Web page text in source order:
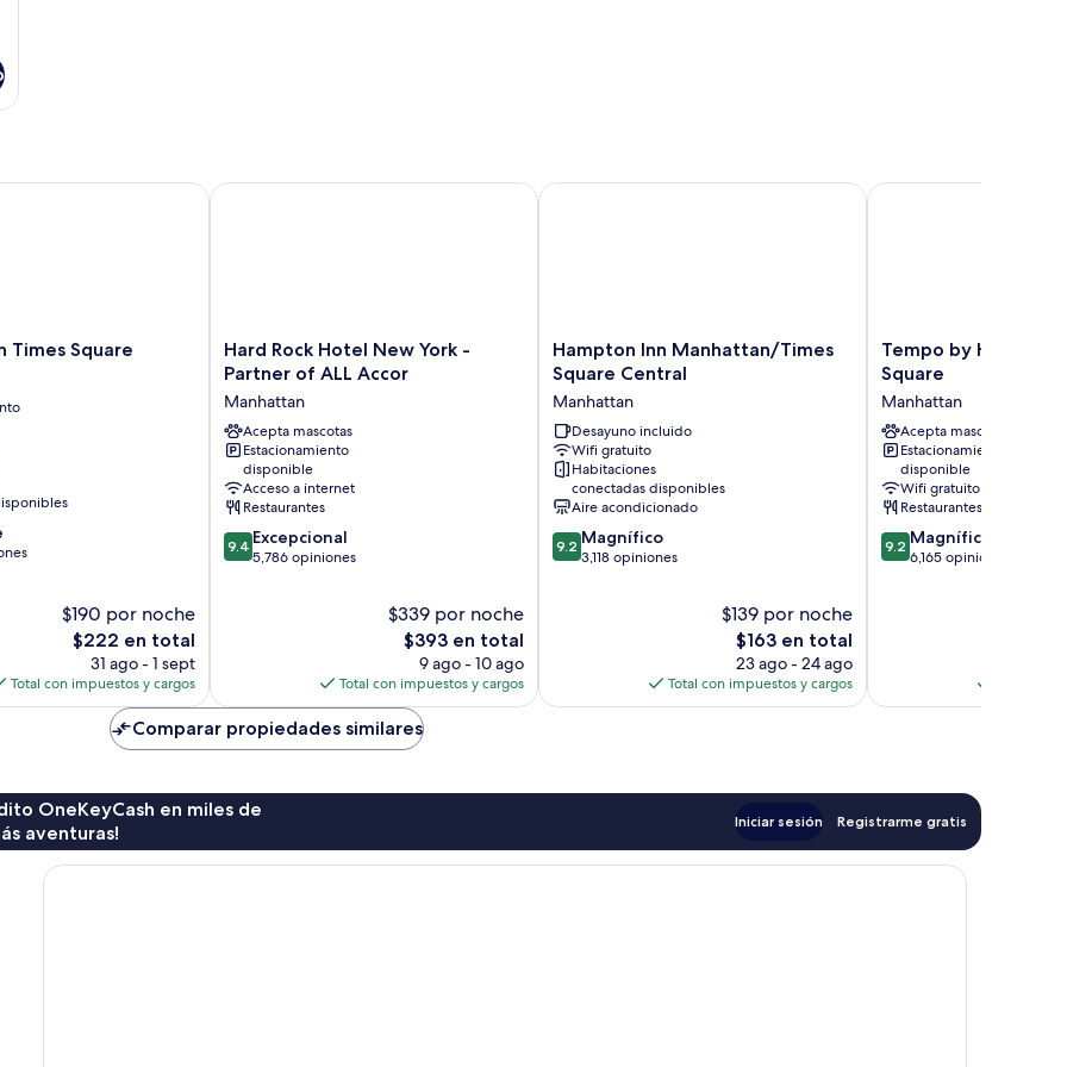
Times Square
$190 por noche
El
precio
actual
es
$222 en total
31 ago - 1 sept
Total con impuestos y cargos
Square
Hard
Rock
New
York
-
Partner
of
ALL
Accor
Manhattan
Hard Rock Hotel New York -
Partner of ALL Accor
Manhattan
Acepta mascotas
Estacionamiento
disponible
Acceso a internet
Restaurantes
9.4
de
9.4 Excepcional
5,786 opiniones
$339 por noche
El
precio
actual
es
de
$393
$393 en total
9 ago - 10 ago
Total con impuestos y cargos
Hard Rock Hotel New York - Partner of ALL Accor
Hampton
Inn
Manhattan/Times
Square
Central
Manhattan
Hampton Inn Manhattan/Times
Square Central
Manhattan
Desayuno incluido
Wifi gratuito
Habitaciones
conectadas disponibles
Aire acondicionado
9.2
de
9.2 Magnífico
3,118 opiniones
$139 por noche
El
precio
actual
es
$163 en total
23 ago - 24 ago
Total con impuestos y cargos
Hampton Inn Manhattan/Times Square Central
Tempo
by
Hilton
New
York
Times
Square
Manhattan
Tempo by Hilton
Square
Manhattan
Acepta mascotas
Estacionamiento
disponible
Wifi gratuito
Restaurantes
9.2
de
9.2 Magnífico
6,165 opiniones
Tempo by Hilton New
Comparar propiedades similares
OneKeyCash en miles de
aventuras!
Iniciar sesión Registrarme gratis